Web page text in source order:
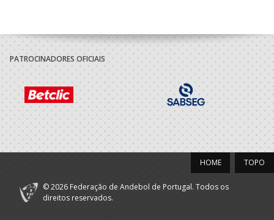
A.A. Porto
Póvoa Andebol
Clube
Iniciados M / Juvenis M
2018/19
A.A. Porto
Póvoa Andebol
Clube
Infantis M / Iniciados M
2017/18
Infantis M / Iniciados M
2016/17
PATROCINADORES OFICIAIS
TOPO
HOME
© 2026 Federação de Andebol de Portugal. Todos os
direitos reservados.